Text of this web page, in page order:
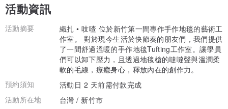
活動資訊
活動摘要
織扎 • 吱喳 位於新竹第一間專作手作地毯的藝術工
作室。 對於現今生活於快節奏的朋友們，我們提供
了一間舒適溫暖的手作地毯Tufting工作室。讓學員
們可以卸下壓力，且透過地毯槍的噠噠聲與溫潤柔
軟的毛線，療癒身心，釋放內在的創作力。
預約須知
活動日 2 天前需付款完成
活動所在地
台灣 / 新竹市